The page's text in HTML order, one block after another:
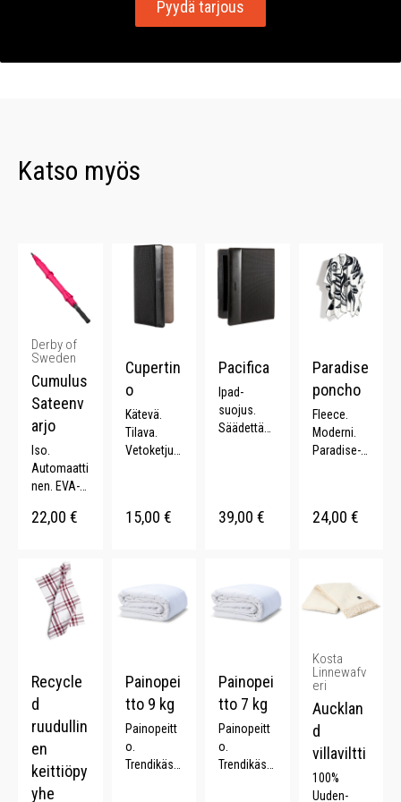
Pyydä tarjous
Katso myös
Derby of
Sweden
Cumulus
Sateenv
arjo
Iso.
Automaatti
nen. EVA-
Lasikuituva
kko.
22,00 €
Cupertin
o
Kätevä.
Tilava.
Vetoketjut
15,00 €
Pacifica
Ipad-
suojus.
Säädettävä
9.7.
39,00 €
Paradise
poncho
Fleece.
Moderni.
Paradise-
24,00 €
Recycle
d
ruudullin
en
keittiöpy
yhe
Painopei
tto 9 kg
Painopeitt
o.
Trendikäs.
Painopei
tto 7 kg
Painopeitt
o.
Trendikäs.
Kosta
Linnewafv
eri
Aucklan
d
villaviltti
100%
Uuden-